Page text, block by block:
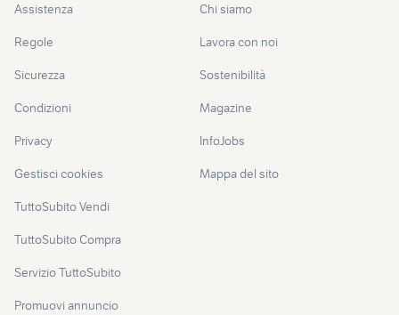
Assistenza
Regole
Sicurezza
Condizioni
Privacy
Gestisci cookies
TuttoSubito Vendi
TuttoSubito Compra
Servizio TuttoSubito
Promuovi annuncio
Chi siamo
Lavora con noi
Sostenibilità
Magazine
InfoJobs
Mappa del sito